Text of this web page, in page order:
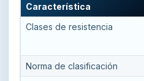
Característica
Clases de resistencia
Norma de clasificación